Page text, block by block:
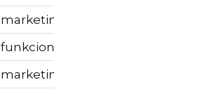
marketinški
funkcionalni
marketinški